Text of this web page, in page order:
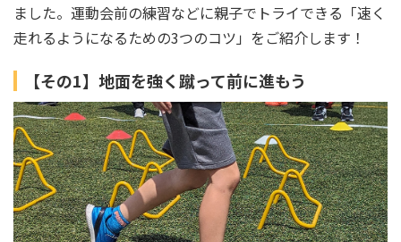
ました。運動会前の練習などに親子でトライできる「速く
走れるようになるための3つのコツ」をご紹介します！
【その1】地面を強く蹴って前に進もう